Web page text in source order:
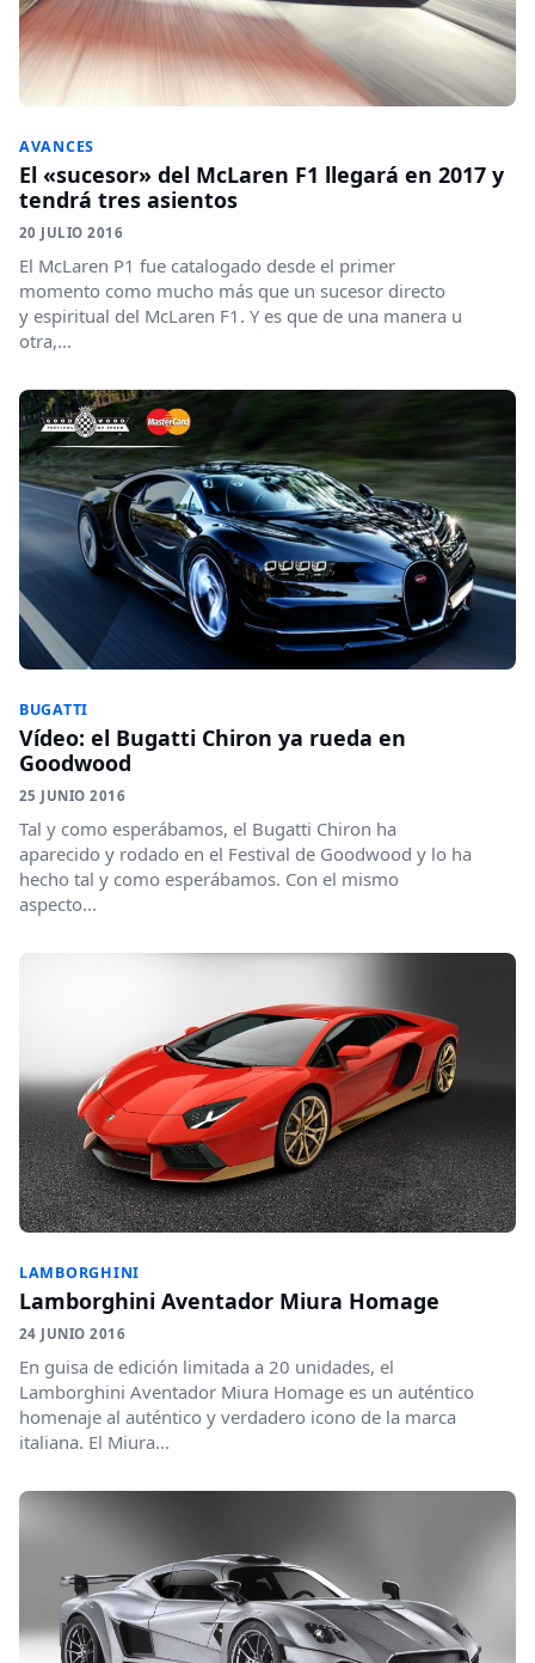
AVANCES
El «sucesor» del McLaren F1 llegará en 2017 y
tendrá tres asientos
20 JULIO 2016
El McLaren P1 fue catalogado desde el primer
momento como mucho más que un sucesor directo
y espiritual del McLaren F1. Y es que de una manera u
otra,...
BUGATTI
Vídeo: el Bugatti Chiron ya rueda en
Goodwood
25 JUNIO 2016
Tal y como esperábamos, el Bugatti Chiron ha
aparecido y rodado en el Festival de Goodwood y lo ha
hecho tal y como esperábamos. Con el mismo
aspecto...
LAMBORGHINI
Lamborghini Aventador Miura Homage
24 JUNIO 2016
En guisa de edición limitada a 20 unidades, el
Lamborghini Aventador Miura Homage es un auténtico
homenaje al auténtico y verdadero icono de la marca
italiana. El Miura...